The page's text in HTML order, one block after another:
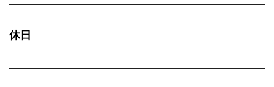
休日